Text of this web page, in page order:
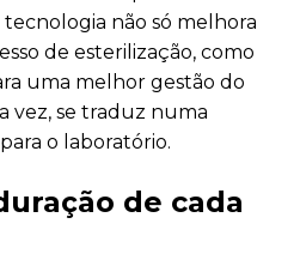
tecnologia não só melhora
de esterilização, como
uma melhor gestão do
vez, se traduz numa
o laboratório.
de cada